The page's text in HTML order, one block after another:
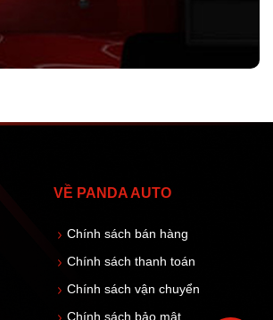
VỀ PANDA AUTO
Chính sách bán hàng
Chính sách thanh toán
Chính sách vận chuyển
Chính sách bảo mật